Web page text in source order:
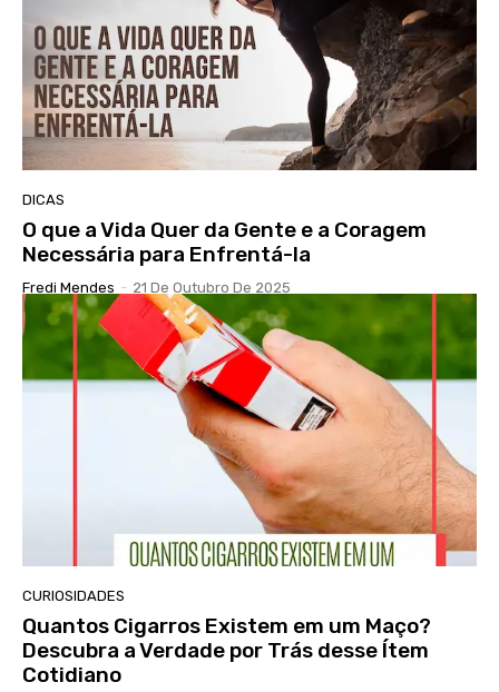
DICAS
O que a Vida Quer da Gente e a Coragem
Necessária para Enfrentá-la
Fredi Mendes - 21 De Outubro De 2025
CURIOSIDADES
Quantos Cigarros Existem em um Maço?
Descubra a Verdade por Trás desse Ítem
Cotidiano